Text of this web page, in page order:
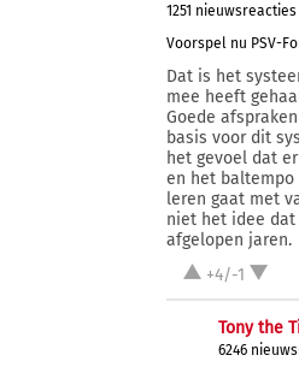
1251 nieuwsreacties
Voorspel nu PSV-
Dat is het
mee heeft
Goede
basis voor dit
het gevoel dat
en het baltempo
leren gaat met
niet het idee
afgelopen jaren.
+4/-1
Tony the
6246